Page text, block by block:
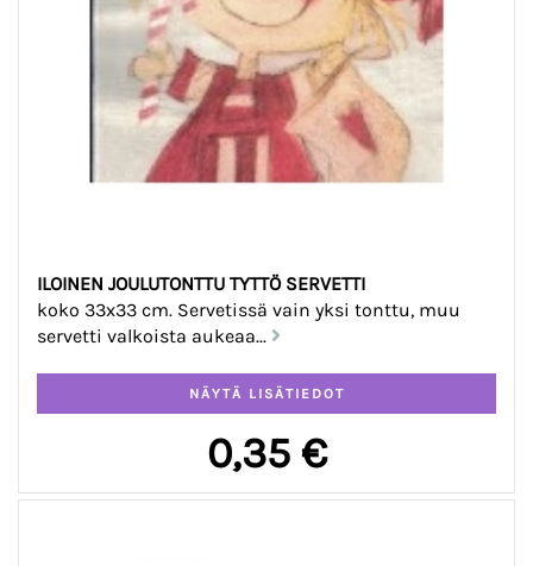
ILOINEN JOULUTONTTU TYTTÖ SERVETTI
koko 33x33 cm. Servetissä vain yksi tonttu, muu
servetti valkoista aukeaa...
0,35 €